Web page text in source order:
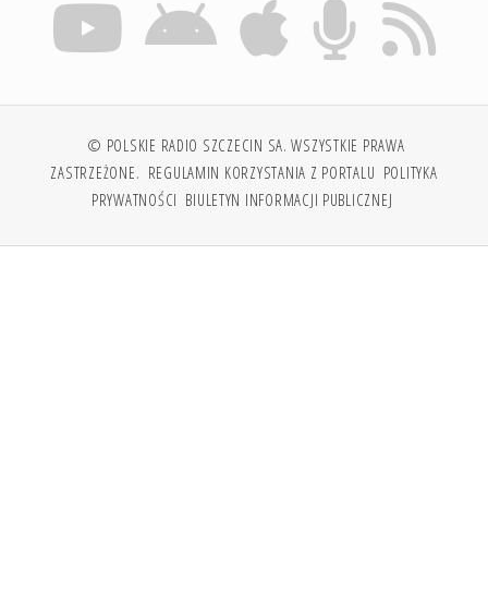
© POLSKIE RADIO SZCZECIN SA. WSZYSTKIE PRAWA
ZASTRZEŻONE. REGULAMIN KORZYSTANIA Z PORTALU POLITYKA
PRYWATNOŚCI BIULETYN INFORMACJI PUBLICZNEJ